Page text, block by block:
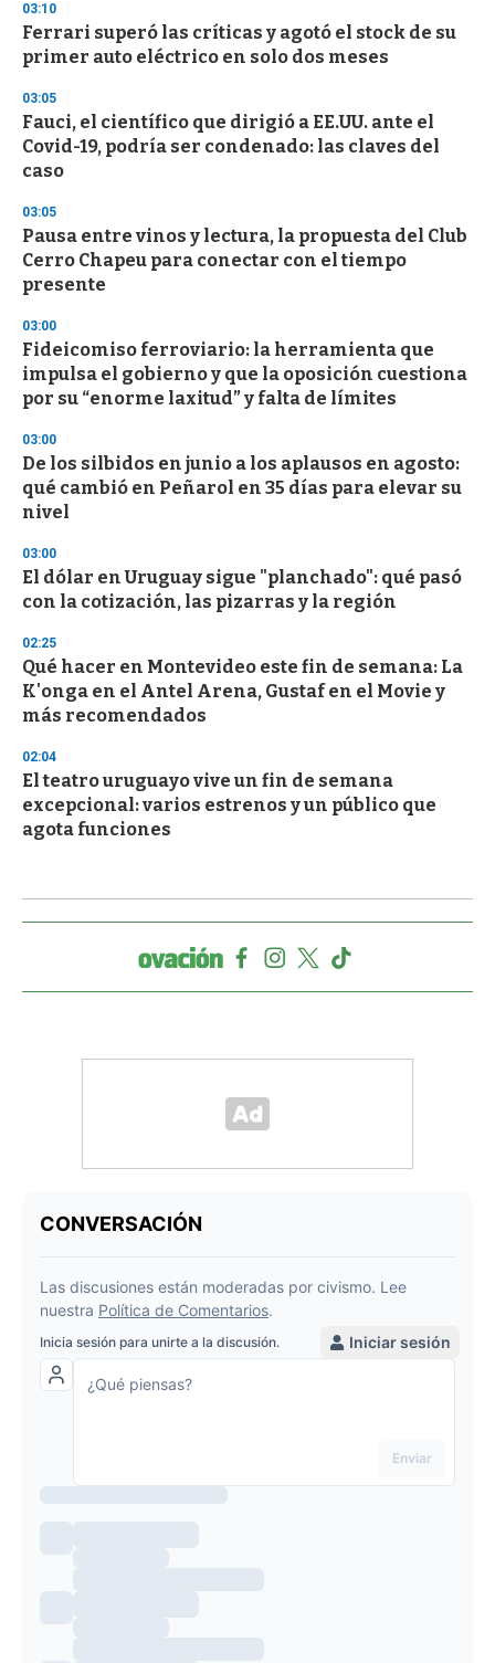
d
s
o
f
3
s
e
c
o
d
s
03:10
Ferrari superó las críticas y agotó el stock de su
primer auto eléctrico en solo dos meses
03:05
Fauci, el científico que dirigió a EE.UU. ante el
Covid-19, podría ser condenado: las claves del
caso
03:05
Pausa entre vinos y lectura, la propuesta del Club
Cerro Chapeu para conectar con el tiempo
presente
03:00
Fideicomiso ferroviario: la herramienta que
impulsa el gobierno y que la oposición cuestiona
por su “enorme laxitud” y falta de límites
03:00
De los silbidos en junio a los aplausos en agosto:
qué cambió en Peñarol en 35 días para elevar su
nivel
03:00
El dólar en Uruguay sigue "planchado": qué pasó
con la cotización, las pizarras y la región
02:25
Qué hacer en Montevideo este fin de semana: La
K'onga en el Antel Arena, Gustaf en el Movie y
más recomendados
02:04
El teatro uruguayo vive un fin de semana
excepcional: varios estrenos y un público que
agota funciones